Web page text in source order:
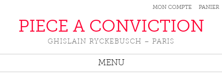
MON COMPTE PANIER
PIECE A CONVICTION
GHISLAIN RYCKEBUSCH – PARIS
MENU